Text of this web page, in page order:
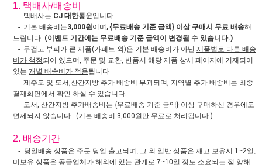
1. 택배사/배송비
- 택배사는 CJ 대한통운입니다.
- 기본 배송비는3,000원이며 , {무료배송 기준 금액} 이상 구매시 무료 배송해
드립니다. (이벤트 기간에는 무료배송 기준 금액이 변경될 수 있습니다.)
- 무겁고 부피가 큰 제품(카페트 외)은 기본 배송비가 아닌 제품별로 다른 배송
비가 책정되어 있으며, 주문 및 교환, 반품시 해당 제품 상세 페이지에 기재되어
있는 개별 배송비가 적용됩니다
- 제주도 및 도서,산간지방 추가 배송비 부과되며, 지역별 추가 배송비는 최종
결재화면에서 확인 하실 수 있습니다.
- 도서, 산간지방 추가배송비는 {무료배송 기준 금액} 이상 구매하신 경우에도
면제되지 않습니다. (기본 배송비 3,000원만 무료로 처리됩니다.)
2. 배송기간
- 당일배송 상품은 주문 당일 출고되며, 그 외 일반 상품은 재고 보유시 1~2일,
미보유 상품은 공급업체가 해외에 있는 관계로 7~10일 정도 소요되는 점 양해